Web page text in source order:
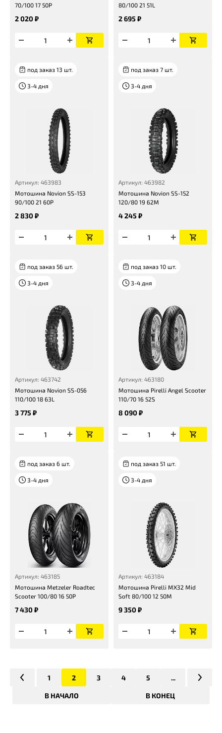
70/100 17 50P
2 020 ₽
80/100 21 51L
2 695 ₽
под заказ 13 шт.
3-4 дня
Артикул: 463983
Мотошина Novion SS-153
90/100 21 60P
2 830 ₽
под заказ 7 шт.
3-4 дня
Артикул: 463982
Мотошина Novion SS-152
120/80 19 62M
4 245 ₽
под заказ 56 шт.
3-4 дня
Артикул: 463742
Мотошина Novion SS-056
110/100 18 63L
3 775 ₽
под заказ 10 шт.
3-4 дня
Артикул: 463180
Мотошина Pirelli Angel Scooter
110/70 16 52S
8 090 ₽
под заказ 6 шт.
3-4 дня
Артикул: 463185
Мотошина Metzeler Roadtec
Scooter 100/80 16 50P
7 430 ₽
под заказ 51 шт.
3-4 дня
Артикул: 463184
Мотошина Pirelli MX32 Mid
Soft 80/100 12 50M
9 350 ₽
В НАЧАЛО
1 2 3 4 5 ...
В КОНЕЦ